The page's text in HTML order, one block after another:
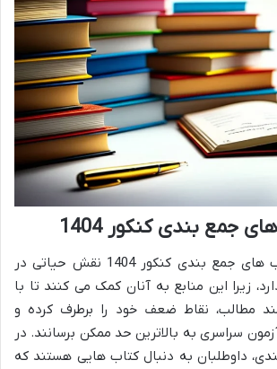
جمع بندی کنکور 1404
انتخاب بهترین کتاب های جمع بندی کنکور 1404 نقش حیاتی در
زیرا این منابع به آنان کمک می کنند تا با
مطالب، نقاط ضعف خود را برطرف کرده و
سراسری به بالاترین حد ممکن برسانند. در
داوطلبان به دنبال کتاب هایی هستند که